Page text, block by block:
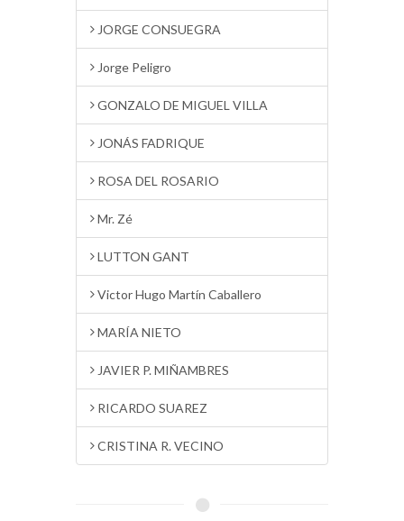
JORGE CONSUEGRA
Jorge Peligro
GONZALO DE MIGUEL VILLA
JONÁS FADRIQUE
ROSA DEL ROSARIO
Mr. Zé
LUTTON GANT
Victor Hugo Martín Caballero
MARÍA NIETO
JAVIER P. MIÑAMBRES
RICARDO SUAREZ
CRISTINA R. VECINO